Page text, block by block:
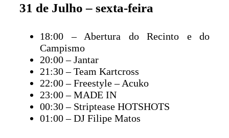
31 de Julho – sexta-feira
18:00 – Abertura do Recinto e do
Campismo
20:00 – Jantar
21:30 – Team Kartcross
22:00 – Freestyle – Acuko
23:00 – MADE IN
00:30 – Striptease HOTSHOTS
01:00 – DJ Filipe Matos